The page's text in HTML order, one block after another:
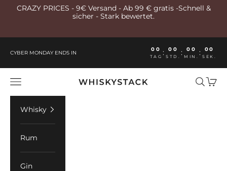
Zum Inhalt springen
CRAZY PRICES - 9€ Versand - Ab 99 € gratis -Schnell &
sicher - Stark bewertet.
CYBER MONDAY ENDS IN 00
TAG : 00
STD. : 00
MIN. : 00
SEK.
Whiskystack Germany
Menü Suchen
Whisky
Rum
Gin